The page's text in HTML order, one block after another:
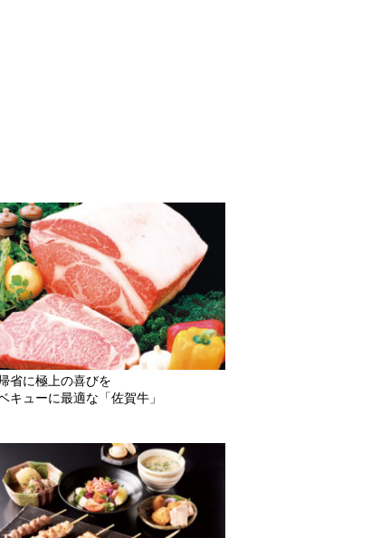
省に極上の喜びを
キューに最適な「佐賀牛」